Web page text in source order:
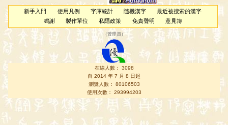
新手入門 使用凡例 字庫統計 隨機漢字
最近被搜索的漢字
鳴謝
製作單位 私隱政策 免責聲明 意見簿
（管理員 ）
在線人數： 3098
自 2014 年 7 月 8 日起
瀏覽人數： 80106503
使用次數： 293994203